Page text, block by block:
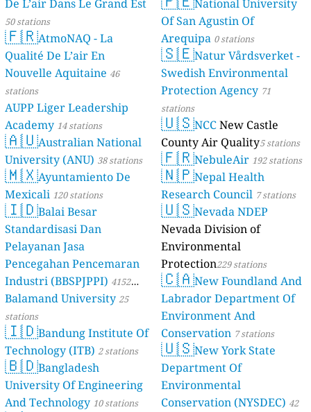
De L’air Dans Le Grand Est
50 stations
🇫🇷AtmoNAQ - La
Qualité De L’air En
Nouvelle Aquitaine 46
stations
AUPP Liger Leadership
Academy 14 stations
🇦🇺Australian National
University (ANU) 38 stations
🇲🇽Ayuntamiento De
Mexicali 120 stations
🇮🇩Balai Besar
Standardisasi Dan
Pelayanan Jasa
Pencegahan Pencemaran
Industri (BBSPJPPI) 4152
stations
Balamand University25
stations
🇮🇩Bandung Institute Of
Technology (ITB) 2 stations
🇧🇩Bangladesh
University Of Engineering
And Technology 10 stations
stationsNational University
Of San Agustin Of
Arequipa 0 stations
🇸🇪Natur Vårdsverket -
Swedish Environmental
Protection Agency 71
stations
🇺🇸NCCNew Castle
County Air Quality5 stations
🇫🇷NebuleAir 192 stations
🇳🇵Nepal Health
Research Council 7 stations
🇺🇸Nevada NDEP
Nevada Division of
Environmental
Protection229 stations
🇨🇦New Foundland And
Labrador Department Of
Environment And
Conservation 7 stations
🇺🇸New York State
Department Of
Environmental
Conservation (NYSDEC) 42